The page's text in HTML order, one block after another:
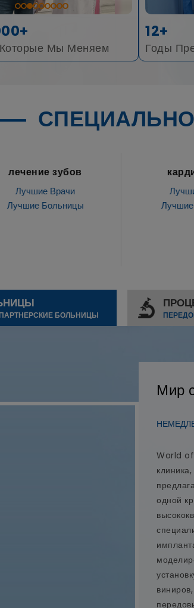
Мы Меняем
12+
Годы
Лучшие Больницы
БОЛЬНИЦЫ
Мир
World of
одной